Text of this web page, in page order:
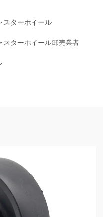
スターホイール
スターホイール卸売業者